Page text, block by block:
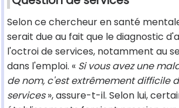
Selon ce chercheur en santé
serait due au fait que le diagnostic
l'octroi de services, notamment au
dans l'emploi. « Si vous avez une
de nom, c'est extrêmement difficile
services», assure-t-il. Selon lui,